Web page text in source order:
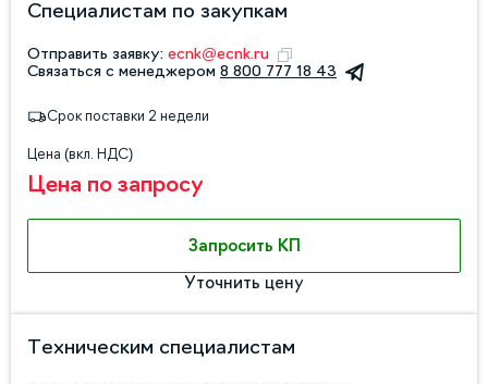
Специалистам по закупкам
Отправить заявку: ecnk@ecnk.ru
Связаться с менеджером 8 800 777 18 43
Срок поставки 2 недели
Цена (вкл. НДС)
Цена по запросу
Запросить КП
Уточнить цену
Техническим специалистам